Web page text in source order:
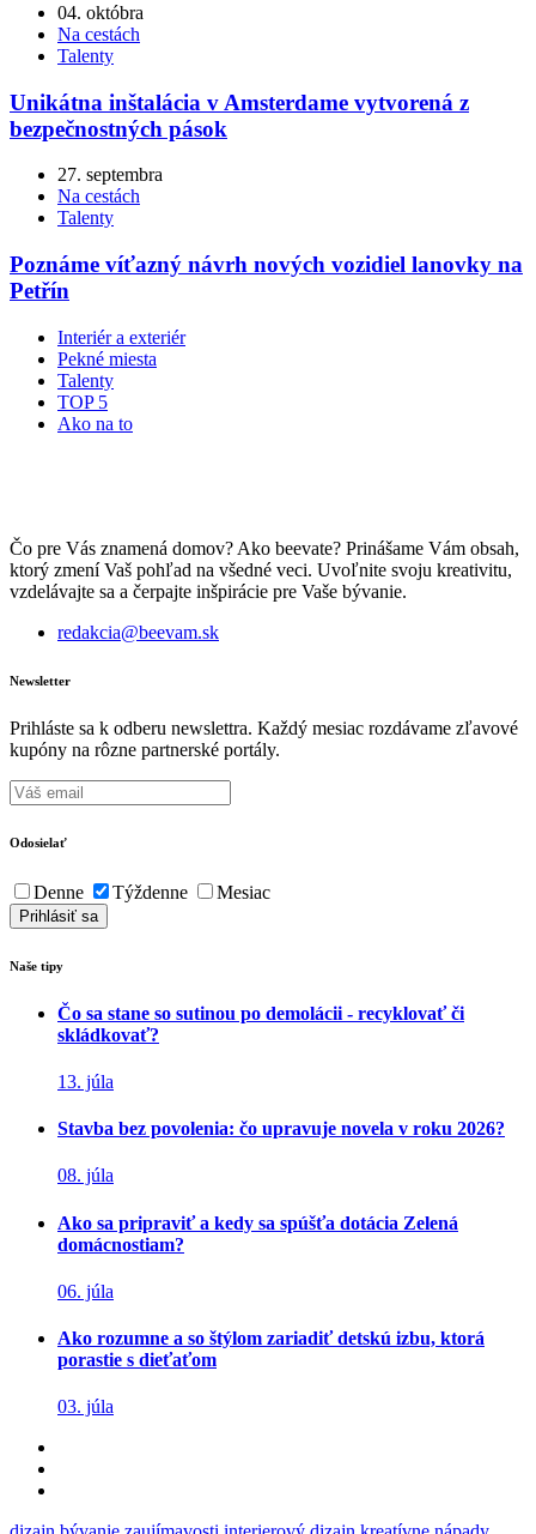
04. októbra
Na cestách
Talenty
Unikátna inštalácia v Amsterdame vytvorená z
bezpečnostných pások
27. septembra
Na cestách
Talenty
Poznáme víťazný návrh nových vozidiel lanovky na
Petřín
Interiér a exteriér
Pekné miesta
Talenty
TOP 5
Ako na to
Čo pre Vás znamená domov? Ako beevate? Prinášame Vám obsah,
ktorý zmení Vaš pohľad na všedné veci. Uvoľnite svoju kreativitu,
vzdelávajte sa a čerpajte inšpirácie pre Vaše bývanie.
redakcia@beevam.sk
Newsletter
Prihláste sa k odberu newslettra. Každý mesiac rozdávame zľavové
kupóny na rôzne partnerské portály.
Odosielať
Denne Týždenne Mesiac
Naše tipy
Čo sa stane so sutinou po demolácii - recyklovať či
skládkovať?
13. júla
Stavba bez povolenia: čo upravuje novela v roku 2026?
08. júla
Ako sa pripraviť a kedy sa spúšťa dotácia Zelená
domácnostiam?
06. júla
Ako rozumne a so štýlom zariadiť detskú izbu, ktorá
porastie s dieťaťom
03. júla